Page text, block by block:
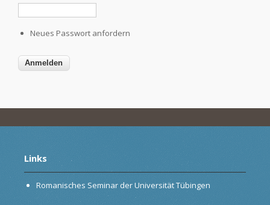
Neues Passwort anfordern
Links
Romanisches Seminar der Universität Tübingen